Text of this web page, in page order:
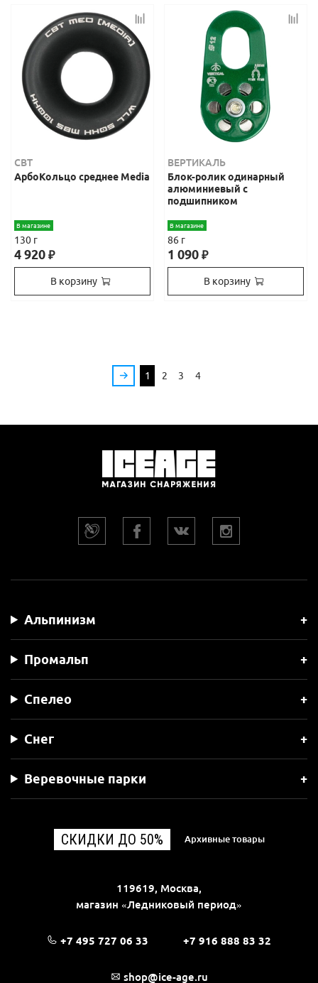
СВТ
АрбоКольцо среднее Media
В магазине
130 г
4 920₽
В корзину
ВЕРТИКАЛЬ
Блок-ролик одинарный
алюминиевый с
подшипником
В магазине
86 г
1 090₽
В корзину
1 2 3 4
Альпинизм
Промальп
Спелео
Снег
Веревочные парки
СКИДКИ ДО 50% Архивные товары
119619, Москва,
магазин «Ледниковый период»
+7 495 727 06 33 +7 916 888 83 32
shop@ice-age.ru